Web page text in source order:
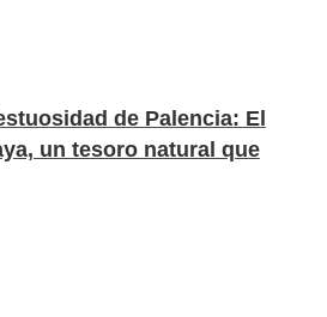
de Palencia: El
un tesoro natural que